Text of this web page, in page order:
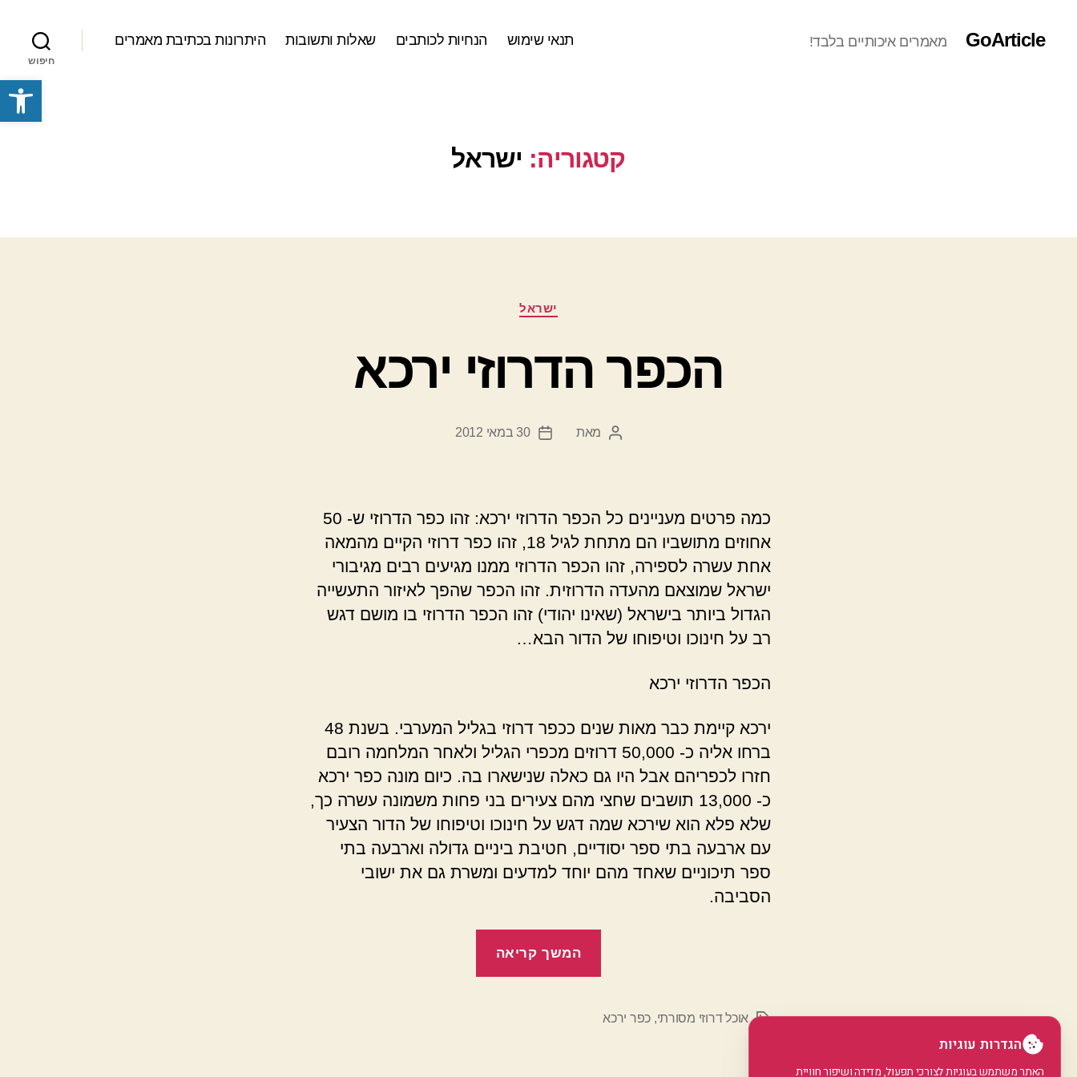
פתח סרגל נגישות
GoArticle מאמרים איכותיים בלבד! תנאי שימוש הנחיות לכותבים שאלות ותשובות היתרונות בכתיבת מאמרים
חיפוש
קטגוריה: ישראל
קטגוריותישראל
הכפר הדרוזי ירכא
המחבר
מאת
תאריך
30 במאי 2012
כמה פרטים מעניינים כל הכפר הדרוזי ירכא: זהו כפר הדרוזי ש- 50
אחוזים מתושביו הם מתחת לגיל 18, זהו כפר דרוזי הקיים מהמאה
אחת עשרה לספירה, זהו הכפר הדרוזי ממנו מגיעים רבים מגיבורי
ישראל שמוצאם מהעדה הדרוזית. זהו הכפר שהפך לאיזור התעשייה
הגדול ביותר בישראל (שאינו יהודי) זהו הכפר הדרוזי בו מושם דגש
רב על חינוכו וטיפוחו של הדור הבא…
הכפר הדרוזי ירכא
ירכא קיימת כבר מאות שנים ככפר דרוזי בגליל המערבי. בשנת 48
ברחו אליה כ- 50,000 דרוזים מכפרי הגליל ולאחר המלחמה רובם
חזרו לכפריהם אבל היו גם כאלה שנישארו בה. כיום מונה כפר ירכא
כ- 13,000 תושבים שחצי מהם צעירים בני פחות משמונה עשרה כך,
שלא פלא הוא שירכא שמה דגש על חינוכו וטיפוחו של הדור הצעיר
עם ארבעה בתי ספר יסודיים, חטיבת ביניים גדולה וארבעה בתי
ספר תיכוניים שאחד מהם יוחד למדעים ומשרת גם את ישובי
הסביבה.
המשך קריאה
תגיותאוכל דרוזי מסורתי, כפר ירכא
הגדרות עוגיות
האתר משתמש בעוגיות לצורכי תפעול, מדידה ושיפור חוויית